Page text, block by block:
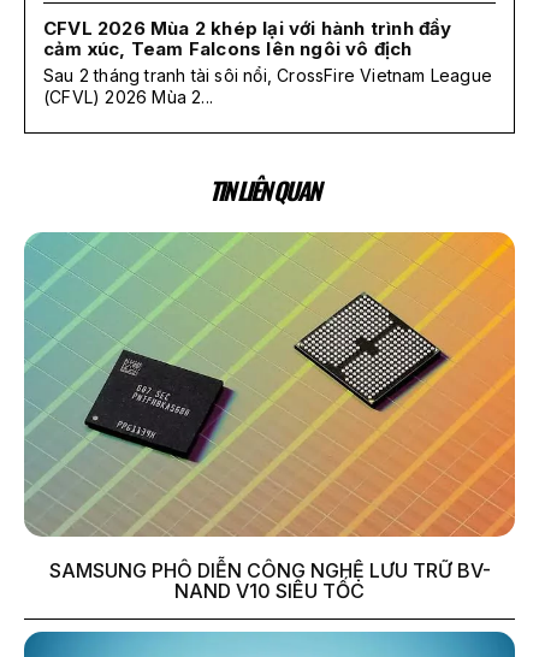
CFVL 2026 Mùa 2 khép lại với hành trình đầy
cảm xúc, Team Falcons lên ngôi vô địch
Sau 2 tháng tranh tài sôi nổi, CrossFire Vietnam League
(CFVL) 2026 Mùa 2...
TIN LIÊN QUAN
SAMSUNG PHÔ DIỄN CÔNG NGHỆ LƯU TRỮ BV-
NAND V10 SIÊU TỐC